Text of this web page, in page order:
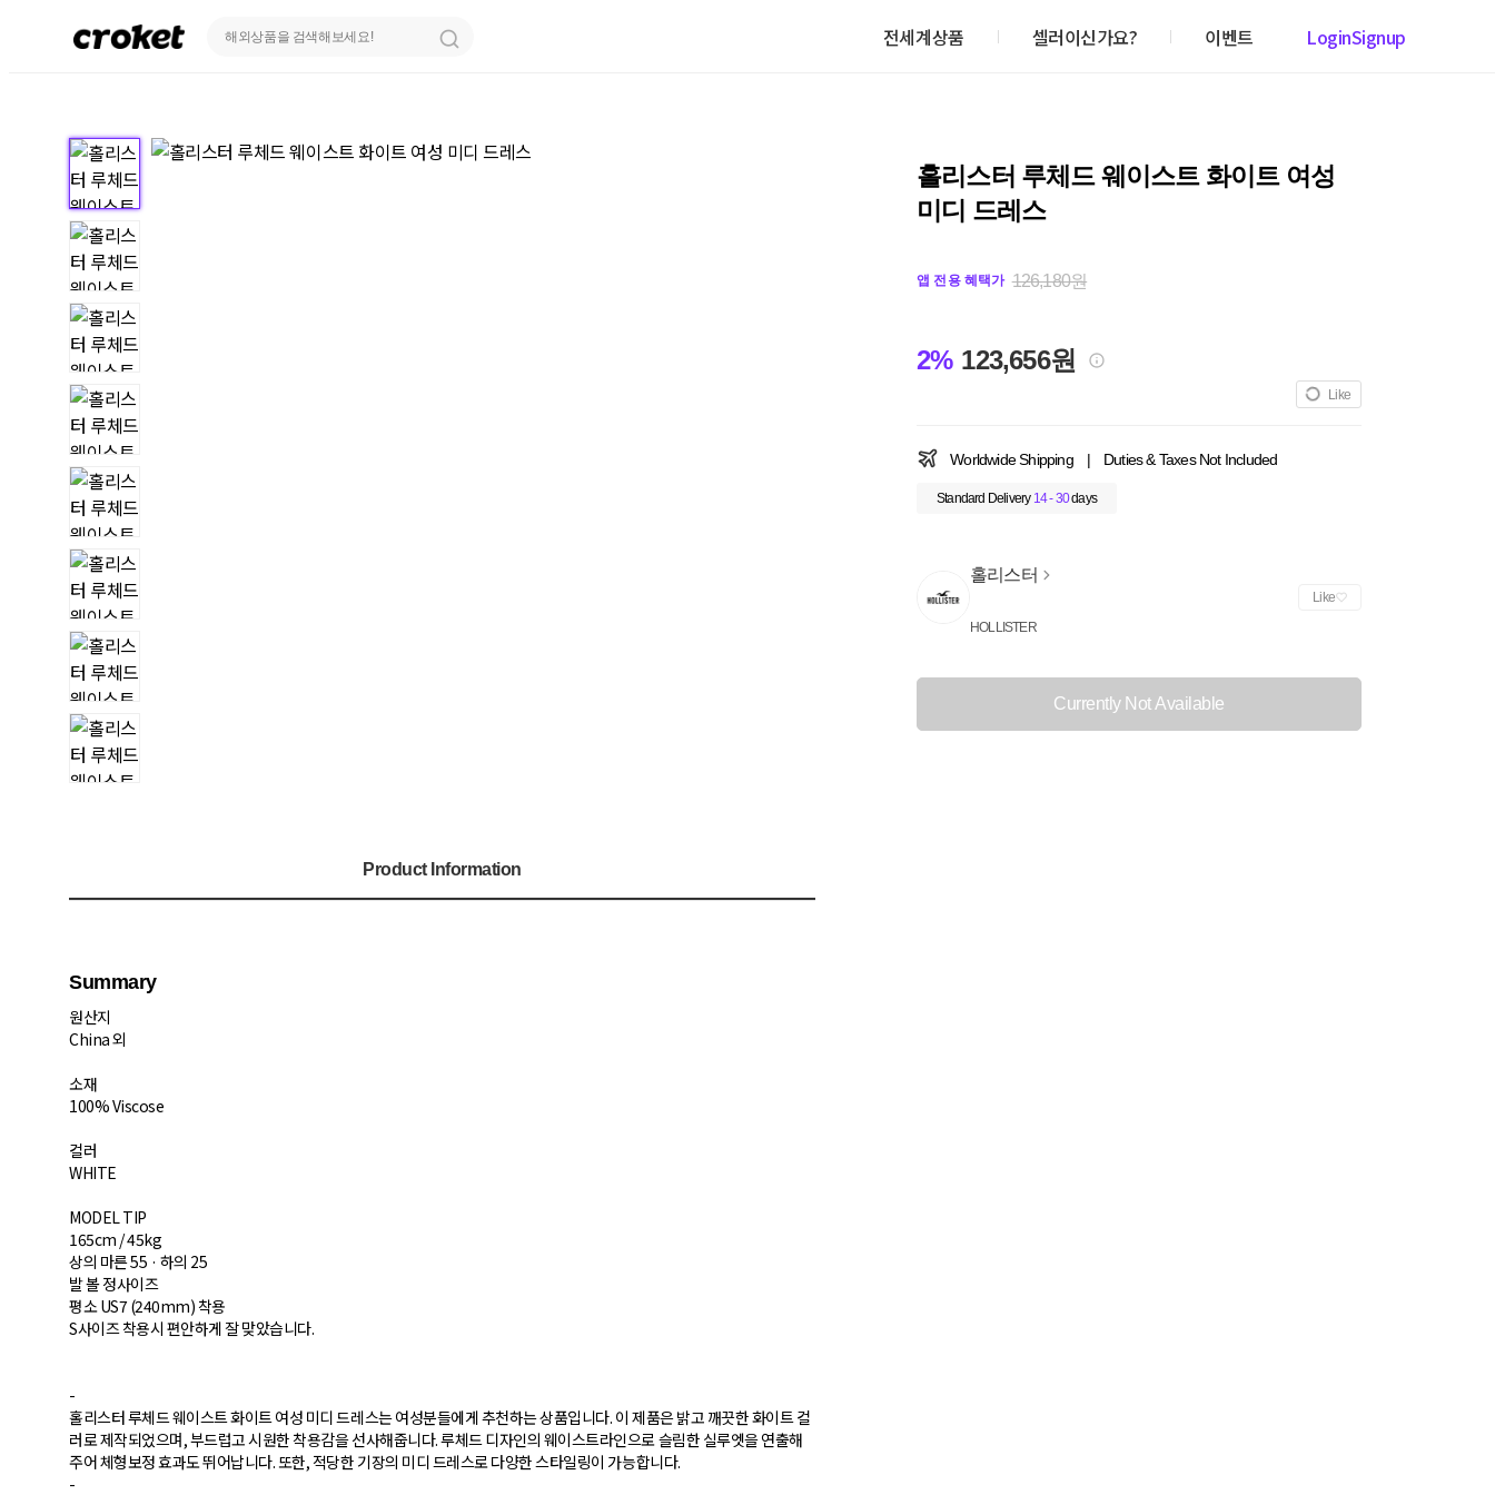
전세계상품 셀러이신가요? 이벤트 LoginSignup
홀리스터 루체드 웨이스트 화이트 여성
미디 드레스
앱 전용 혜택가 126,180원
2% 123,656원
Like
Worldwide Shipping | Duties & Taxes Not Included
Standard Delivery 14 - 30days
홀리스터
HOLLISTER
Like
Currently Not Available
Product Information
Summary
원산지
China 외
소재
100% Viscose
컬러
WHITE
MODEL TIP
165cm / 45kg
상의 마른 55 · 하의 25
발 볼 정사이즈
평소 US7 (240mm) 착용​
S사이즈 착용시 편안하게 잘 맞았습니다.
-
홀리스터 루체드 웨이스트 화이트 여성 미디 드레스는 여성분들에게 추천하는 상품입니다. 이 제품은 밝고 깨끗한 화이트 컬
러로 제작되었으며, 부드럽고 시원한 착용감을 선사해줍니다. 루체드 디자인의 웨이스트라인으로 슬림한 실루엣을 연출해
주어 체형보정 효과도 뛰어납니다. 또한, 적당한 기장의 미디 드레스로 다양한 스타일링이 가능합니다.
-